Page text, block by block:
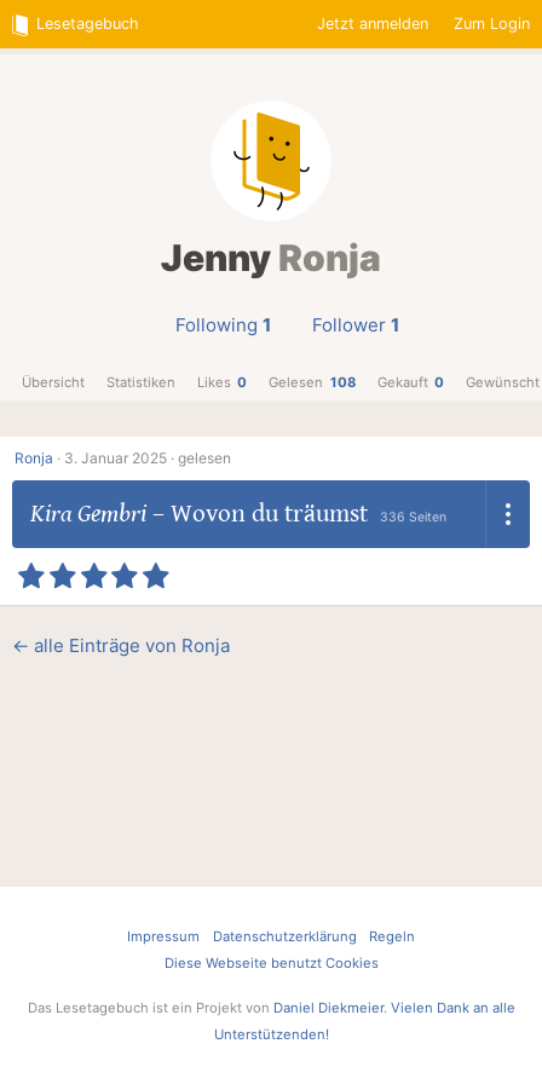
Lesetagebuch Jetzt anmelden Zum Login
JennyRonja
Following 1 Follower 1
Übersicht Statistiken Likes 0 Gelesen 108 Gekauft 0 Gewünscht
Ronja · 3. Januar 2025 · gelesen
Kira Gembri– Wovon du träumst 336 Seiten
← alle Einträge von Ronja
Impressum Datenschutzerklärung
Regeln
Diese Webseite benutzt Cookies
Das Lesetagebuch ist ein Projekt von Daniel Diekmeier. Vielen Dank an alle
Unterstützenden!